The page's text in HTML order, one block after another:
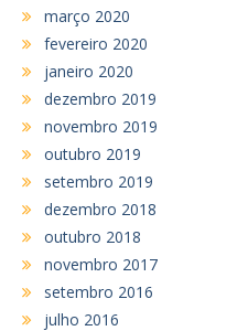
março 2020
fevereiro 2020
janeiro 2020
dezembro 2019
novembro 2019
outubro 2019
setembro 2019
dezembro 2018
outubro 2018
novembro 2017
setembro 2016
julho 2016